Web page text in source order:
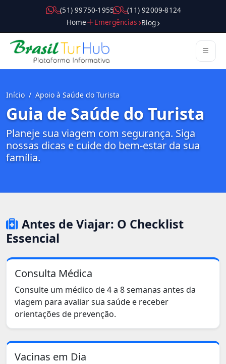
( 5 1 ) 9 9 7 5 0 - 1 9 5 5
( 1 1 ) 9 2 0 0 9 - 8 1 2 4
Home
Emergências Blog
Início Apoio à Saúde do Turista
Guia de Saúde do Turista
Planeje sua viagem com segurança. Siga
nossas dicas e cuide do bem-estar da sua
família.
Antes de Viajar: O Checklist
Essencial
Consulta Médica
Consulte um médico de 4 a 8 semanas antes da
viagem para avaliar sua saúde e receber
orientações de prevenção.
Vacinas em Dia